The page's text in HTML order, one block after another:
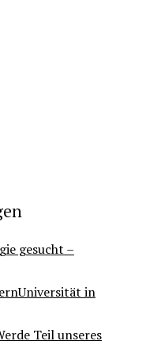
gesucht –
in
Teil unseres